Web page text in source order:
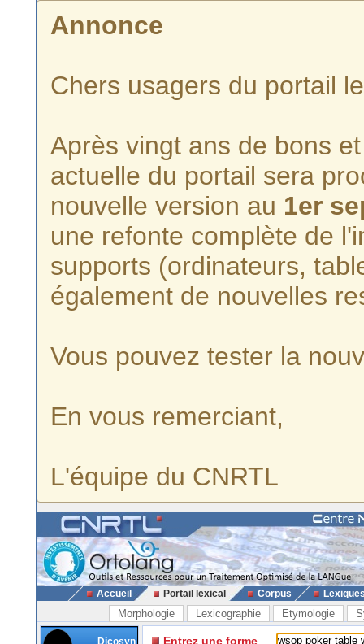
Annonce
Chers usagers du portail
Après vingt ans de bons
actuelle du portail sera
nouvelle version au 1er
une refonte complète de
supports (ordinateurs,
également de nouvelles
Vous pouvez tester la
En vous remerciant,
L'équipe du CNRTL
Accueil Portail lexical Corpus
Morphologie Lexicographie Etymologie
Dicosyn
Entrez une forme